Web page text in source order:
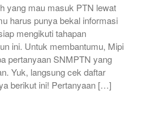
yang mau masuk PTN lewat
harus punya bekal informasi
mengikuti tahapan
ini. Untuk membantumu, Mipi
pertanyaan SNMPTN yang
Yuk, langsung cek daftar
berikut ini! Pertanyaan […]